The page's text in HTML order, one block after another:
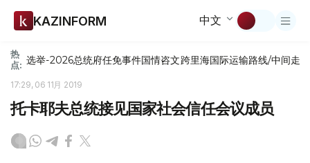
KAZINFORM 中文
热
点: 选举-2026总统府任免事件国情咨文跨里海国际运输路线/中间走廊
17:29, 06 11月 2019
托卡耶夫总统接见国家社会信任会议成员